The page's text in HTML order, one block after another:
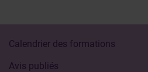
Calendrier des formations
Avis publiés